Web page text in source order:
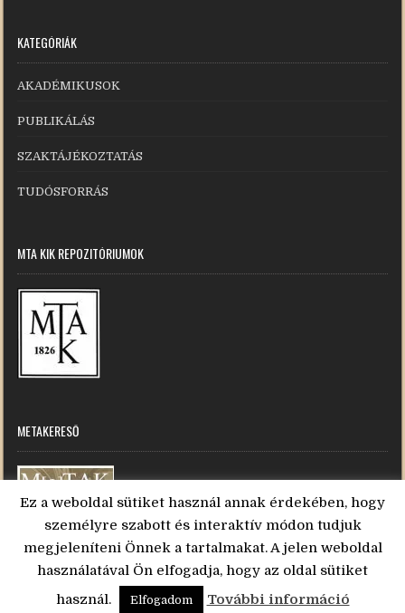
KATEGÓRIÁK
AKADÉMIKUSOK
PUBLIKÁLÁS
SZAKTÁJÉKOZTATÁS
TUDÓSFORRÁS
MTA KIK REPOZITÓRIUMOK
METAKERESŐ
Copyright © 2019 MTA KIK
Ez a weboldal sütiket használ annak érdekében, hogy
személyre szabott és interaktív módon tudjuk
megjeleníteni Önnek a tartalmakat. A jelen weboldal
használatával Ön elfogadja, hogy az oldal sütiket
használ.
Elfogadom További információ